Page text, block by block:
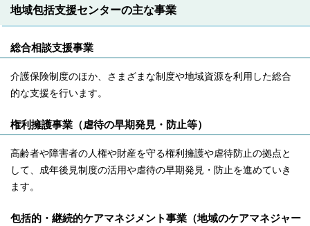
地域包括支援センターの主な事業
総合相談支援事業
介護保険制度のほか、さまざまな制度や地域資源を利用した総合
的な支援を行います。
権利擁護事業（虐待の早期発見・防止等）
高齢者や障害者の人権や財産を守る権利擁護や虐待防止の拠点と
して、成年後見制度の活用や虐待の早期発見・防止を進めていき
ます。
包括的・継続的ケアマネジメント事業（地域のケアマネジャー